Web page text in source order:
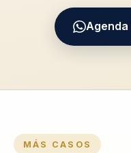
Agenda
MÁS CASOS